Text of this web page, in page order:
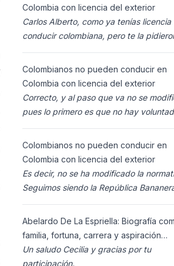
Colombia con licencia del exterior
Carlos Alberto, como ya tenías licencia
conducir colombiana, pero te la
Colombia (s
Colombianos no pueden conducir en
Colombia con licencia del exterior
Correcto, y al paso que va no se
pues lo primero es que no hay voluntad
ciudadanos n
Colombianos no pueden conducir en
Colombia con licencia del exterior
Es decir, no se ha modificado la
Seguimos siendo la República
Abelardo De La Espriella: Biografía
familia, fortuna, carrera y aspiración
presidencial 2026.
Un saludo Cecilia y gracias por tu
participación.